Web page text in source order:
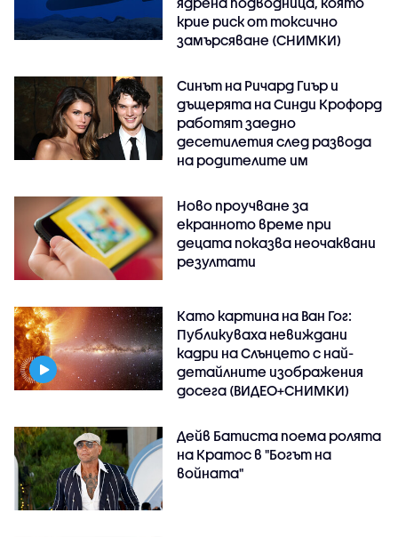
крие риск от токсично
замърсяване (СНИМКИ)
Синът на Ричард Гиър и
дъщерята на Синди Крофорд
работят заедно
десетилетия след развода
на родителите им
Ново проучване за
екранното време при
децата показва неочаквани
резултати
Като картина на Ван Гог:
Публикуваха невиждани
кадри на Слънцето с най-
детайлните изображения
досега (ВИДЕО+СНИМКИ)
Дейв Батиста поема ролята
на Кратос в "Богът на
войната"